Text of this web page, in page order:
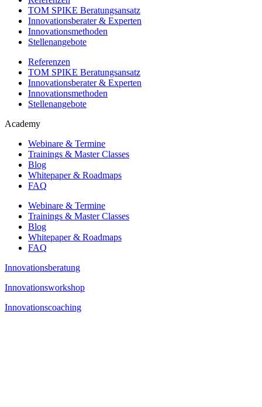
TOM SPIKE Beratungsansatz
Innovationsberater & Experten
Innovationsmethoden
Stellenangebote
Referenzen
TOM SPIKE Beratungsansatz
Innovationsberater & Experten
Innovationsmethoden
Stellenangebote
Academy
Webinare & Termine
Trainings & Master Classes
Blog
Whitepaper & Roadmaps
FAQ
Webinare & Termine
Trainings & Master Classes
Blog
Whitepaper & Roadmaps
FAQ
Innovationsberatung
Innovationsworkshop
Innovationscoaching